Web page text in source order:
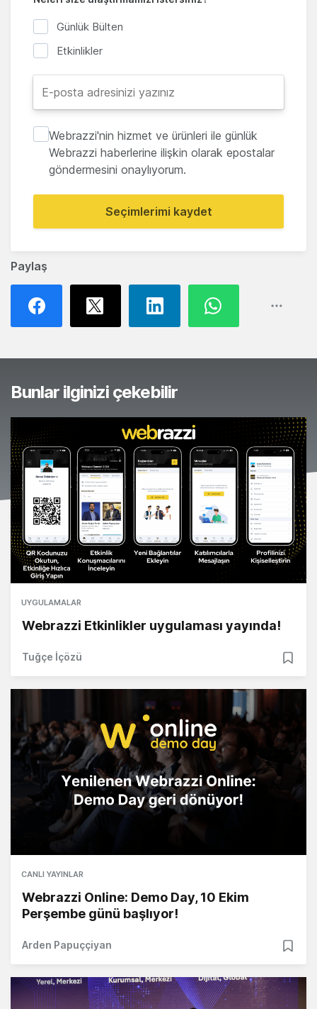
Paylaş
Günlük Bülten
Etkinlikler
Webrazzi'nin hizmet ve ürünleri ile günlük
Webrazzi haberlerine ilişkin olarak epostalar
göndermesini onaylıyorum.
Seçimlerimi kaydet
Bunlar ilginizi çekebilir
UYGULAMALAR
Webrazzi Etkinlikler uygulaması yayında!
Tuğçe İçözü
CANLI YAYINLAR
Webrazzi Online: Demo Day, 10 Ekim
Perşembe günü başlıyor!
Arden Papuççiyan